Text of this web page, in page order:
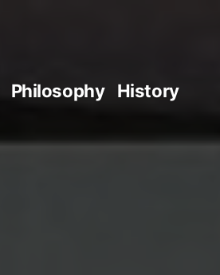
Philosophy
History